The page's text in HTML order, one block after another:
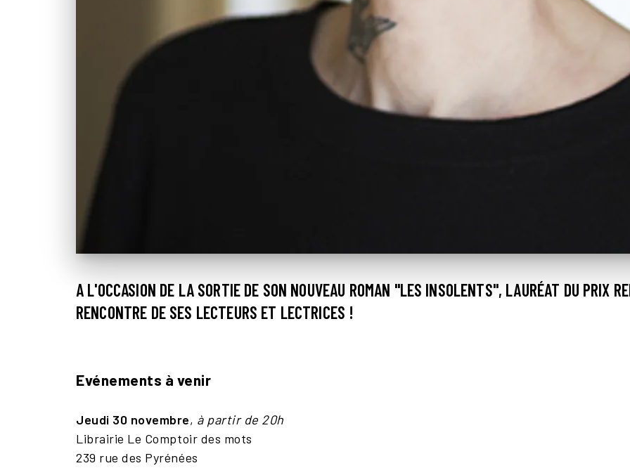
A L'OCCASION DE LA SORTIE DE SON NOUVEAU ROMAN "LES INSOLENTS", LAURÉAT DU PRIX
RENCONTRE DE SES LECTEURS ET LECTRICES !
Evénements à venir
Jeudi 30 novembre, à partir de 20h
Librairie Le Comptoir des mots
239 rue des Pyrénées